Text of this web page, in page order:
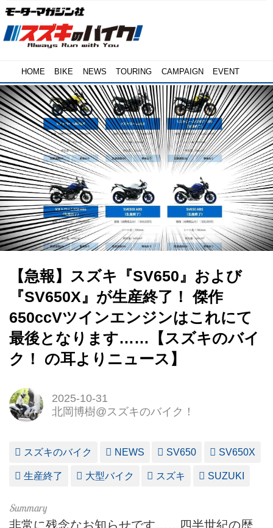
HOME BIKE NEWS TOURING CAMPAIGN EVENT
【急報】スズキ『SV650』および
『SV650X』が生産終了！ 傑作
650ccVツインエンジンはこれにて
最後となります……【スズキのバイ
ク！ の耳よりニュース】
2025-10-31
北岡博樹@スズキのバイク！
スズキのバイク NEWS SV650 SV650X
生産終了 大型バイク スズキ SUZUKI
非常に残念なお知らせです……四半世紀の歴